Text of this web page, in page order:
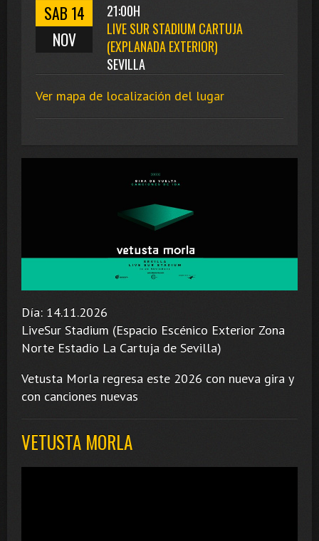
SAB 14
NOV
21:00H
LIVE SUR STADIUM CARTUJA
(EXPLANADA EXTERIOR)
SEVILLA
Ver mapa de localización del lugar
Día: 14.11.2026
LiveSur Stadium (Espacio Escénico Exterior Zona
Norte Estadio La Cartuja de Sevilla)
Vetusta Morla regresa este 2026 con nueva gira y
con canciones nuevas
VETUSTA MORLA